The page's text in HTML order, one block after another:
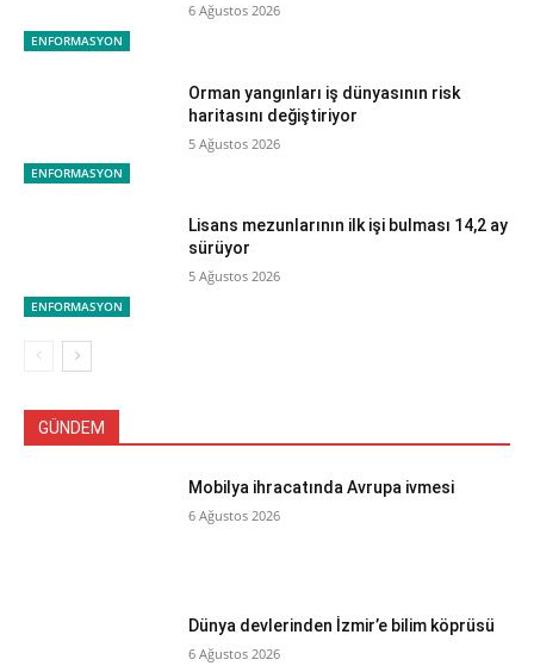
ENFORMASYON
6 Ağustos 2026
ENFORMASYON
Orman yangınları iş dünyasının risk
haritasını değiştiriyor
5 Ağustos 2026
ENFORMASYON
Lisans mezunlarının ilk işi bulması 14,2 ay
sürüyor
5 Ağustos 2026
GÜNDEM
Mobilya ihracatında Avrupa ivmesi
6 Ağustos 2026
Dünya devlerinden İzmir’e bilim köprüsü
6 Ağustos 2026